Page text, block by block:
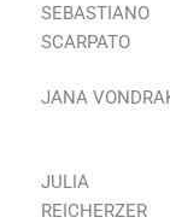
SEBASTIANO
SCARPATO
JANA
JULIA
REICHERZER